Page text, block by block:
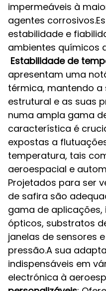
impermeáveis à
agentes
estabilidade e
ambientes químicos
Estabilidade de
apresentam uma
térmica, mantendo a
estrutural e as suas
numa ampla gama
característica é
expostas a
temperatura, tais
aeroespacial e
Projetados para ser
de safira são
gama de
ópticos, substratos
janelas de sensores
pressão.A sua
indispensáveis em
electrónica à